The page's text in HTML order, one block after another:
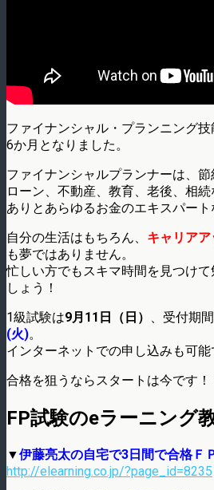
ファイナンシャル・プランニング
6か月となりました。
ファイナンシャルプランナーは、
ローン、不動産、教育、老後、相続
ありとあらゆるお金のエキスパート
自分の生活はもちろん、 キャリアア
も夢ではありません。
忙しい方でもスキマ時間を見つけ
しょう！
1級試験は9月11日（日） 、受付期
(火)。
インターネットでの申し込みも可能
合格を狙うならスタートは今です！
FP試験のeラーニング
▼伊藤亮太の自宅で3日間で合格Ｆ
http://elearning.co.jp/?page_id=8235